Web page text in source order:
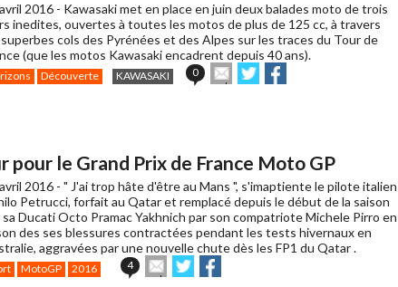
2016 - Kawasaki met en place en juin deux balades moto de trois
inedites, ouvertes à toutes les motos de plus de 125 cc, à travers
cols des Pyrénées et des Alpes sur les traces du Tour de
(que les motos Kawasaki encadrent depuis 40 ans).
Découverte KAWASAKI 0
Envoyer
cet
Partager
sur sur
pour le Grand Prix de France Moto GP
2016 - " J'ai trop hâte d'être au Mans ", s'imaptiente le pilote italien
Petrucci, forfait au Qatar et remplacé depuis le début de la saison
sa Ducati Octo Pramac Yakhnich par son compatriote Michele Pirro en
des ses blessures contractées pendant les tests hivernaux en
aggravées par une nouvelle chute dès les FP1 du Qatar .
MotoGP 2016 4
Envoyer
cet
Partager
sur sur